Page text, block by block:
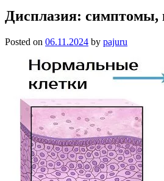
Дисплазия: симптомы,
Posted on 06.11.2024 by pajuru